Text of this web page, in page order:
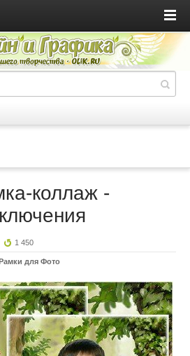
коллаж -
1 450
Рамки для Фото